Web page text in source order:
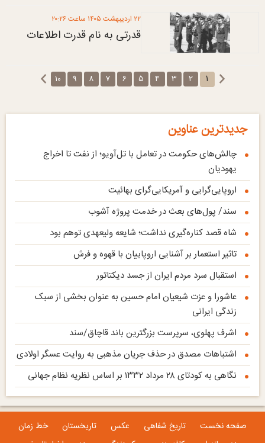
۲۲ ارديبهشت ۱۴۰۵ ساعت ۲۰:۲۶
قدرتی به نام قدرت اطلاعات
۱ ۲ ۳ ۴ ۵ ۶ ۷ ۸ ۹ ۱۰
جدیدترین عناوین
چالش‌های حکومت در تعامل با تل‌آویو؛ از نفت تا اخراج
یهودیان
اروپایی‌گرایی و آمریکایی‌گرای بهائیت
سند/ پول‌های بعث در خدمت پروژه آشوب
شاه قصد کناره‌گیری نداشت؛ شایعه ولیعهدی توهم بود
تاثیر استعمار بر آشنایی اروپاییان با قهوه و فرش
استقبال سرد مردم ایران از جسد دیکتاتور
عاشورا و عزت شیعیان امام حسین به عنوان بخشی از سبک
زندگی ایرانی
اشرف پهلوی، سرپرست بزرگترین باند قاچاق‌/سند
اشتباهات مصدق در حذف جریان مذهبی به روایت عسگر اولادی
نگاهی به کودتای ۲۸ مرداد ۱۳۳۲ بر اساس نظریه نظام جهانی
صفحه نخست تاریخ شفاهی عکس تاریخستان
خط زمان